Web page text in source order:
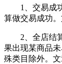
1、交易成功
算做交易成功。
2、全店结算
果出现某商品
殊类目除外。 文